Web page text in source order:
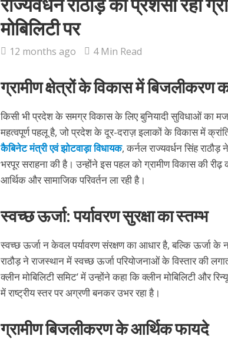
मोबिलिटी पर
12 months ago 4 Min Read
ग्रामीण क्षेत्रों के विकास में बिजलीकरण
किसी भी प्रदेश के समग्र विकास के लिए बुनियादी सुविधाओं का
महत्वपूर्ण पहलू है, जो प्रदेश के दूर-दराज़ इलाकों के विकास में
कैबिनेट मंत्री एवं झोटवाड़ा विधायक, कर्नल राज्यवर्धन सिंह
भरपूर सराहना की है। उन्होंने इस पहल को ग्रामीण विकास की रीढ़
आर्थिक और सामाजिक परिवर्तन ला रही है।
स्वच्छ ऊर्जा: पर्यावरण सुरक्षा का स्तम्भ
स्वच्छ ऊर्जा न केवल पर्यावरण संरक्षण का आधार है, बल्कि ऊर्जा के
राठौड़ ने राजस्थान में स्वच्छ ऊर्जा परियोजनाओं के विस्तार की
क्लीन मोबिलिटी समिट’ में उन्होंने कहा कि क्लीन मोबिलिटी और
में राष्ट्रीय स्तर पर अग्रणी बनकर उभर रहा है।
ग्रामीण बिजलीकरण के आर्थिक फायदे